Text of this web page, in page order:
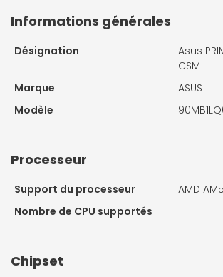
Informations générales
Désignation
Asus
CSM
Marque
ASUS
Modèle
Processeur
Support du processeur
AMD AM5
Nombre de CPU supportés
1
Chipset